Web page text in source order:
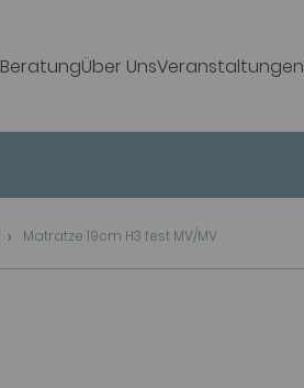
BeratungÜber UnsVeranstaltungen
Matratze 19cm H3 fest MV/MV